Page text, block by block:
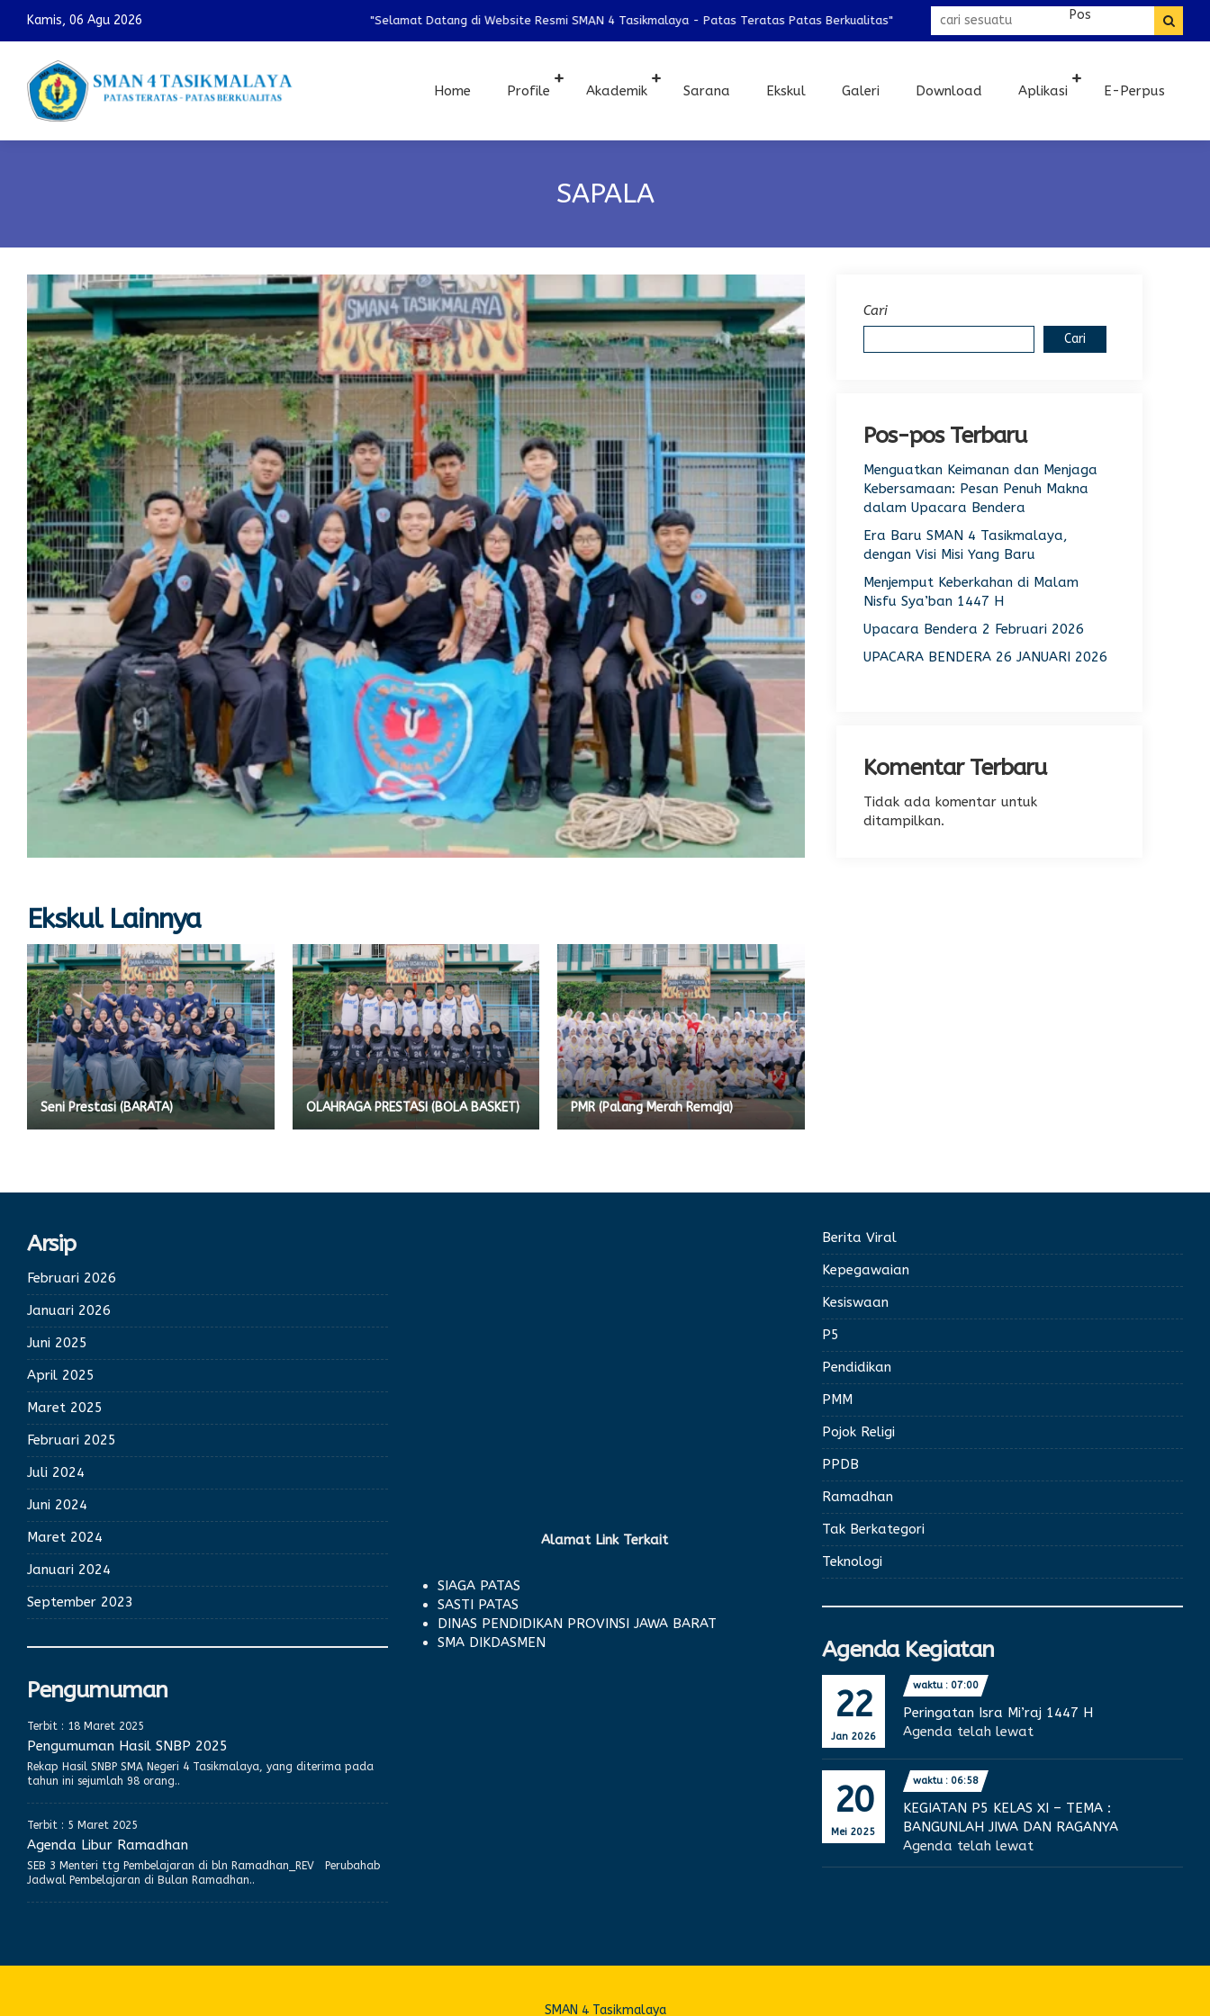
Kamis, 06 Agu 2026 "Selamat Datang di Website Resmi SMAN 4 Tasikmalaya - Patas Teratas Patas Berkualitas"
Home Profile Akademik Sarana Ekskul Galeri Download Aplikasi E-Perpus
SAPALA
Ekskul Lainnya
Seni Prestasi (BARATA) OLAHRAGA PRESTASI (BOLA BASKET) PMR (Palang Merah Remaja)
Cari
Cari
Pos-pos Terbaru
Menguatkan Keimanan dan Menjaga
Kebersamaan: Pesan Penuh Makna
dalam Upacara Bendera
Era Baru SMAN 4 Tasikmalaya,
dengan Visi Misi Yang Baru
Menjemput Keberkahan di Malam
Nisfu Sya’ban 1447 H
Upacara Bendera 2 Februari 2026
UPACARA BENDERA 26 JANUARI 2026
Komentar Terbaru
Tidak ada komentar untuk
ditampilkan.
Arsip
Februari 2026
Januari 2026
Juni 2025
April 2025
Maret 2025
Februari 2025
Juli 2024
Juni 2024
Maret 2024
Januari 2024
September 2023
Pengumuman
Terbit : 18 Maret 2025
Pengumuman Hasil SNBP 2025
Rekap Hasil SNBP SMA Negeri 4 Tasikmalaya, yang diterima pada
tahun ini sejumlah 98 orang..
Terbit : 5 Maret 2025
Agenda Libur Ramadhan
SEB 3 Menteri ttg Pembelajaran di bln Ramadhan_REV Perubahab
Jadwal Pembelajaran di Bulan Ramadhan..
Alamat Link Terkait
SIAGA PATAS
SASTI PATAS
DINAS PENDIDIKAN PROVINSI JAWA BARAT
SMA DIKDASMEN
Berita Viral
Kepegawaian
Kesiswaan
P5
Pendidikan
PMM
Pojok Religi
PPDB
Ramadhan
Tak Berkategori
Teknologi
Agenda Kegiatan
22
Jan 2026
waktu : 07:00
Peringatan Isra Mi’raj 1447 H
Agenda telah lewat
20
Mei 2025
waktu : 06:58
KEGIATAN P5 KELAS XI – TEMA :
BANGUNLAH JIWA DAN RAGANYA
Agenda telah lewat
SMAN 4 Tasikmalaya